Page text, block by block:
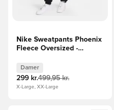
Nike Sweatpants Phoenix
Fleece Oversized -
Damer
299 kr.499,95 kr.
X-Large, XX-Large